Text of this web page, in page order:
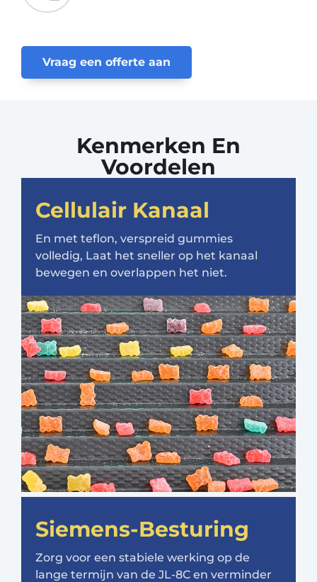
Vraag een offerte aan
Kenmerken En
Voordelen
Cellulair Kanaal
En met teflon, verspreid gummies
volledig, Laat het sneller op het kanaal
bewegen en overlappen het niet.
Siemens-Besturing
Zorg voor een stabiele werking op de
lange termijn van de JL-8C en verminder